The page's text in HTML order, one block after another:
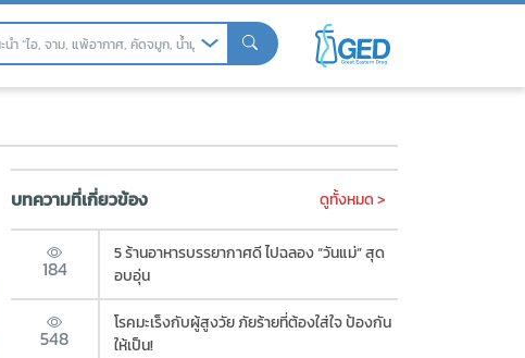
บทความที่เกี่ยวข้อง ดูทั้งหมด >
184
5 ร้านอาหารบรรยากาศดี ไปฉลอง “วันแม่” สุด
อบอุ่น
548
โรคมะเร็งกับผู้สูงวัย ภัยร้ายที่ต้องใส่ใจ ป้องกัน
ให้เป็น!